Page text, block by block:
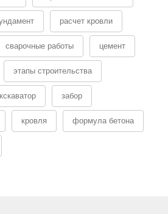
расчет кровли
сварочные работы цемент
этапы строительства
забор
кровля формула бетона